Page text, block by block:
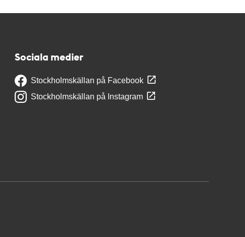
Sociala medier
Stockholmskällan på Facebook
Stockholmskällan på Instagram